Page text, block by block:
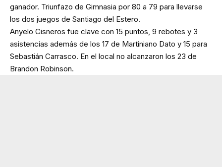
ganador. Triunfazo de Gimnasia por 80 a 79 para llevarse
los dos juegos de Santiago del Estero.
Anyelo Cisneros fue clave con 15 puntos, 9 rebotes y 3
asistencias además de los 17 de Martiniano Dato y 15 para
Sebastián Carrasco. En el local no alcanzaron los 23 de
Brandon Robinson.